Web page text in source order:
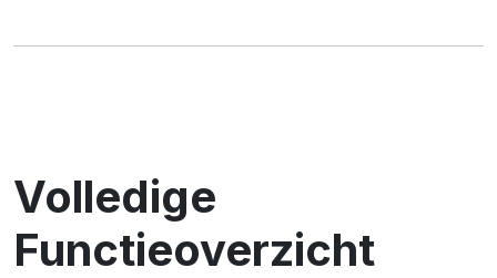
Volledige
Functieoverzicht